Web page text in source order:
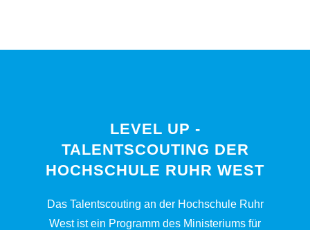
LEVEL UP -
TALENTSCOUTING DER
HOCHSCHULE RUHR WEST
Das Talentscouting an der Hochschule Ruhr
West ist ein Programm des Ministeriums für